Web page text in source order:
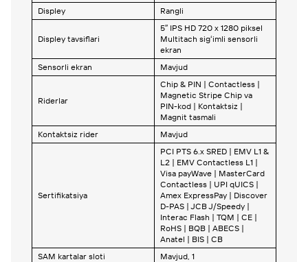
Displey
Rangli
Displey tavsiflari
5″ IPS HD 720 x 1280 piksel
Multitach sigʻimli sensorli
ekran
Sensorli ekran
Mavjud
Riderlar
Chip & PIN | Contactless |
Magnetic Stripe Chip va
PIN-kod | Kontaktsiz |
Magnit tasmali
Kontaktsiz rider
Mavjud
Sertifikatsiya
PCI PTS 6.x SRED | EMV L1 &
L2 | EMV Contactless L1 |
Visa payWave | MasterCard
Contactless | UPI qUICS |
Amex ExpressPay | Discover
D-PAS | JCB J/Speedy |
Interac Flash | TQM | CE |
RoHS | BQB | ABECS |
Anatel | BIS | CB
SAM kartalar sloti
Mavjud, 1